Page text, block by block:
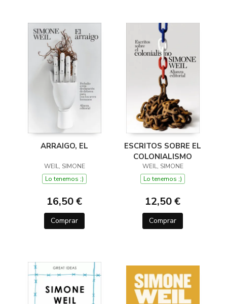
ARRAIGO, EL
WEIL, SIMONE
Lo tenemos ;)
16,50 €
Comprar
ESCRITOS SOBRE EL
COLONIALISMO
WEIL, SIMONE
Lo tenemos ;)
12,50 €
Comprar